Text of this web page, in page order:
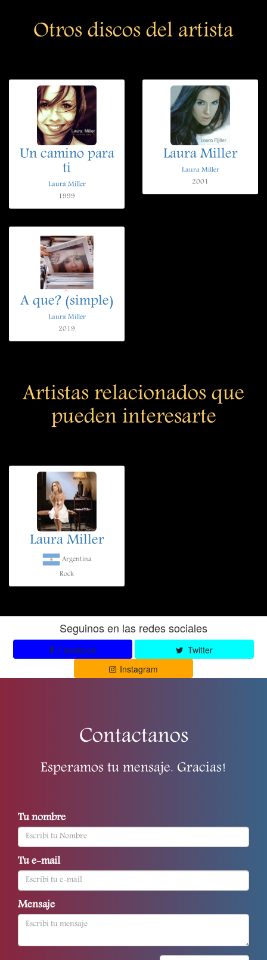
Otros discos del artista
Un camino para
ti
Laura Miller
1999
Laura Miller
Laura Miller
2001
A que? (simple)
Laura Miller
2019
Artistas relacionados que
pueden interesarte
Laura Miller
Argentina
Rock
Seguinos en las redes sociales
Facebook
Twitter
Instagram
Contactanos
Esperamos tu mensaje. Gracias!
Tu nombre
Tu e-mail
Mensaje